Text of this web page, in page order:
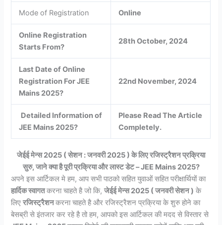
Mode of Registration Online
Online Registration
Starts From?
28th October, 2024
Last Date of Online
Registration For JEE
Mains 2025?
22nd November, 2024
Detailed Information of
JEE Mains 2025?
Please Read The Article
Completely.
जेईई मेन्स 2025 ( सेशन : जनवरी 2025 ) के लिए रजिस्ट्रैशन प्रक्रिया
सुरु, जाने क्या है पूरी प्रक्रिया और लास्ट डेट – JEE Mains 2025?
अपने इस आर्टिकल मे हम, आप सभी पाठको सहित युवाओं सहित परीक्षार्थियों का
हार्दिक स्वागतकरना चाहते है जो कि,जेईई मेन्स 2025 ( जनवरी सेशन ) के
लिएरजिस्ट्रैशनकरना चाहते है और रजिस्ट्रैशन प्रक्रिया के शुरु होने का
बेसब्री से इंतजार कर रहे है तो हम, आपको इस आर्टिकल की मदद से विस्तार से